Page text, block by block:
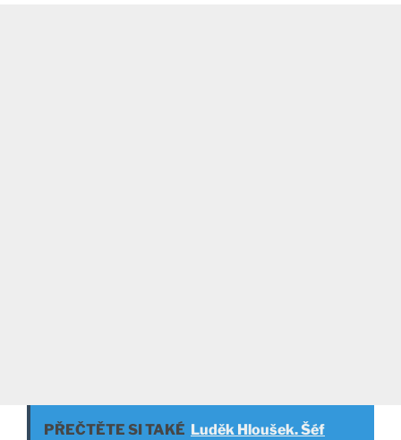
PŘEČTĚTE SI TAKÉ Luděk Hloušek. Šéf